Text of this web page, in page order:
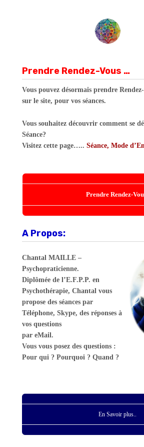
Prendre Rendez-Vous …
Vous pouvez désormais prendre
sur le site, pour vos séances.
Vous souhaitez découvrir comment se
Séance?
Visitez cette page…..Séance, Mode
Prendre Rendez-
A Propos:
Chantal MAILLE –
Psychopraticienne.
Diplômée de l’E.F.P.P. en
Psychothérapie, Chantal vous
propose des séances par
Téléphone, Skype, des réponses à
vos questions
par eMail.
Vous vous posez des questions :
Pour qui ? Pourquoi ? Quand ?
En Savoir plus..